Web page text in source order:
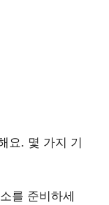
요. 몇 가지 기
를 준비하세